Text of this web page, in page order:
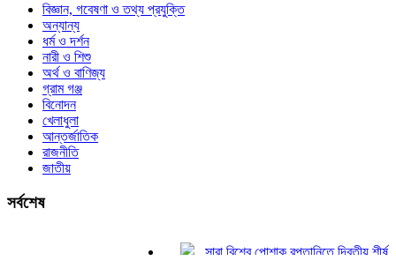
বিজ্ঞান, গবেষণা ও তথ্য প্রযুক্তি
অন্যান্য
ধর্ম ও দর্শন
নারী ও শিশু
অর্থ ও বাণিজ্য
গ্রাম গঞ্জ
বিনোদন
খেলাধুলা
আন্তর্জাতিক
রাজনীতি
জাতীয়
সর্বশেষ
সারা বিশ্বে পোশাক রপ্তানিতে দ্বিতীয় শীর্ষ স্থান